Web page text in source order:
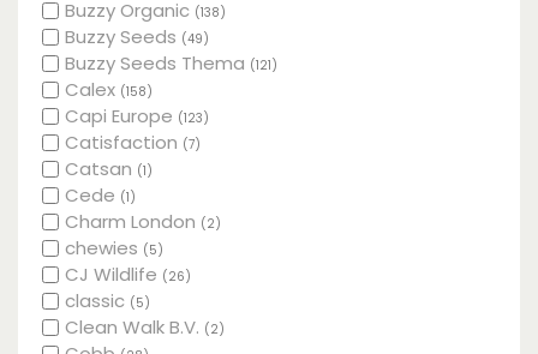
Buzzy Organic (138)
Buzzy Seeds (49)
Buzzy Seeds Thema (121)
Calex (158)
Capi Europe (123)
Catisfaction (7)
Catsan (1)
Cede (1)
Charm London (2)
chewies (5)
CJ Wildlife (26)
classic (5)
Clean Walk B.V. (2)